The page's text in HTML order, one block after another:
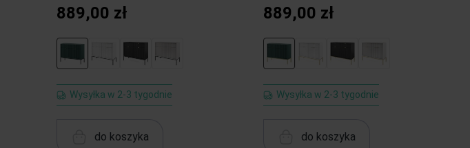
889,00 zł
Wysyłka w 2-3 tygodnie
do koszyka
889,00 zł
Wysyłka w 2-3 tygodnie
do koszyka